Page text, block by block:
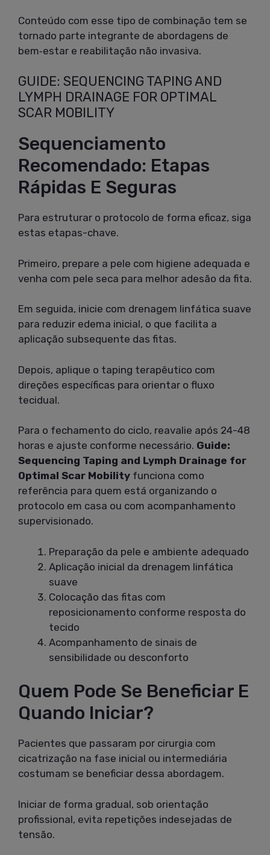
Conteúdo com esse tipo de combinação tem se
tornado parte integrante de abordagens de
bem‑estar e reabilitação não invasiva.
GUIDE: SEQUENCING TAPING AND
LYMPH DRAINAGE FOR OPTIMAL
SCAR MOBILITY
Sequenciamento
Recomendado: Etapas
Rápidas E Seguras
Para estruturar o protocolo de forma eficaz, siga
estas etapas-chave.
Primeiro, prepare a pele com higiene adequada e
venha com pele seca para melhor adesão da fita.
Em seguida, inicie com drenagem linfática suave
para reduzir edema inicial, o que facilita a
aplicação subsequente das fitas.
Depois, aplique o taping terapêutico com
direções específicas para orientar o fluxo
tecidual.
Para o fechamento do ciclo, reavalie após 24-48
horas e ajuste conforme necessário. Guide:
Sequencing Taping and Lymph Drainage for
Optimal Scar Mobility funciona como
referência para quem está organizando o
protocolo em casa ou com acompanhamento
supervisionado.
Preparação da pele e ambiente adequado
Aplicação inicial da drenagem linfática
suave
Colocação das fitas com
reposicionamento conforme resposta do
tecido
Acompanhamento de sinais de
sensibilidade ou desconforto
Quem Pode Se Beneficiar E
Quando Iniciar?
Pacientes que passaram por cirurgia com
cicatrização na fase inicial ou intermediária
costumam se beneficiar dessa abordagem.
Iniciar de forma gradual, sob orientação
profissional, evita repetições indesejadas de
tensão.